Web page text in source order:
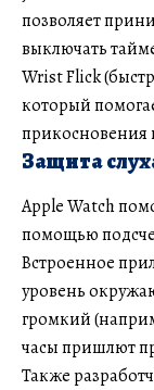
позволяет
выключать
Wrist Flick
который
прикосновения
Защита
Apple Watch
помощью
Встроенное
уровень
громкий
часы пришлют
Также